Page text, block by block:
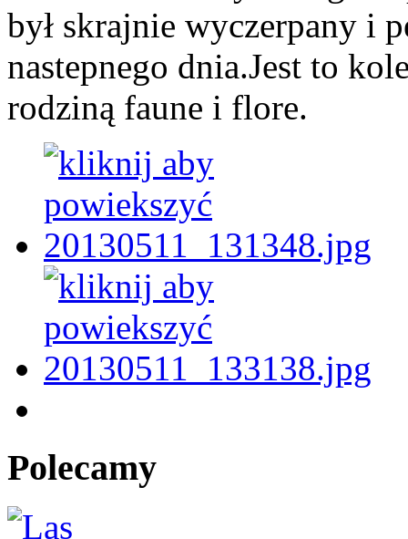
był skrajnie wyczerpany i
nastepnego dnia.Jest to
rodziną faune i flore.
Polecamy